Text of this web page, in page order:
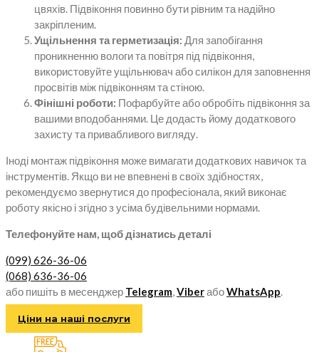
цвяхів. Підвіконня повинно бути рівним та надійно
закріпленим.
Ущільнення та герметизація: Для запобігання
проникненню вологи та повітря під підвіконня,
використовуйте ущільнювач або силікон для заповнення
просвітів між підвіконням та стіною.
Фінішні роботи: Пофарбуйте або обробіть підвіконня за
вашими вподобаннями. Це додасть йому додаткового
захисту та привабливого вигляду.
Іноді монтаж підвіконня може вимагати додаткових навичок та
інструментів. Якщо ви не впевнені в своїх здібностях,
рекомендуємо звернутися до професіонала, який виконає
роботу якісно і згідно з усіма будівельними нормами.
Телефонуйте нам, щоб дізнатись деталі
(099) 626-36-06
(068) 636-36-06
або пишіть в месенджер Telegram,ViberабоWhatsApp.
Ціни на наші послуги